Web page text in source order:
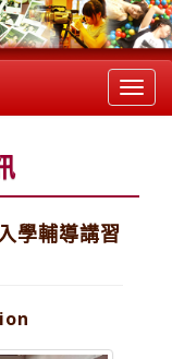
學輔導講習